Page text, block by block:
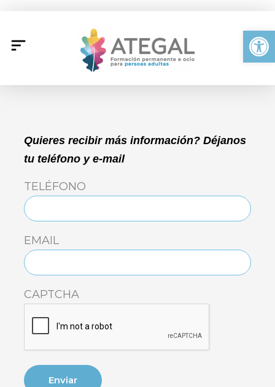
contenido
Quieres recibir más información? Déjanos
tu teléfono y e-mail
TELÉFONO
EMAIL
CAPTCHA